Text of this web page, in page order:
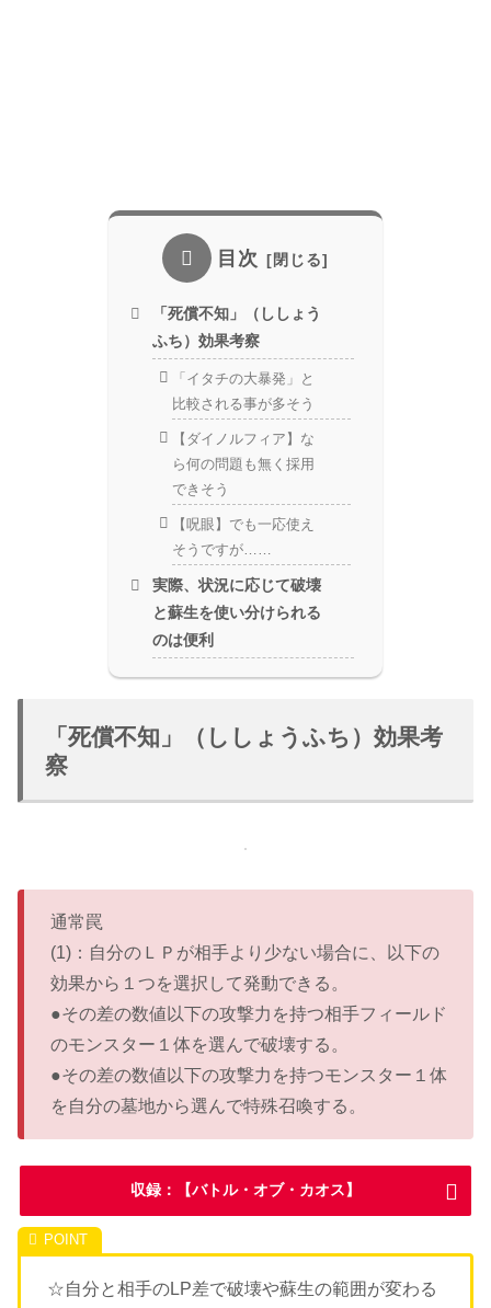
目次
「死償不知」（ししょう
ふち）効果考察
「イタチの大暴発」と
比較される事が多そう
【ダイノルフィア】な
ら何の問題も無く採用
できそう
【呪眼】でも一応使え
そうですが……
実際、状況に応じて破壊
と蘇生を使い分けられる
のは便利
「死償不知」（ししょうふち）効果考
察
通常罠
(1)：自分のＬＰが相手より少ない場合に、以下の
効果から１つを選択して発動できる。
●その差の数値以下の攻撃力を持つ相手フィールド
のモンスター１体を選んで破壊する。
●その差の数値以下の攻撃力を持つモンスター１体
を自分の墓地から選んで特殊召喚する。
収録：【バトル・オブ・カオス】
☆自分と相手のLP差で破壊や蘇生の範囲が変わる